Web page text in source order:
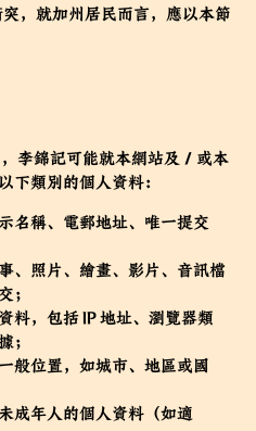
，就加州居民而言，應以本節
李錦記可能就本網站及／或本
下類別的個人資料：
名稱、電郵地址、唯一提交
、照片、繪畫、影片、音訊檔
；
料，包括 IP 地址、瀏覽器類
；
般位置，如城市、地區或國
成年人的個人資料（如適